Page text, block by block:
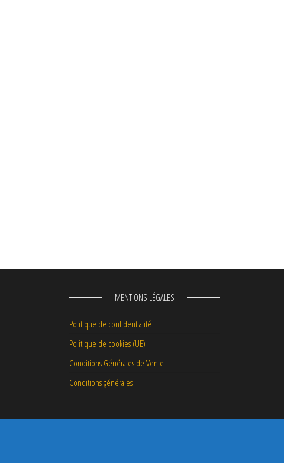
MENTIONS LÉGALES
Politique de confidentialité
Politique de cookies (UE)
Conditions Générales de Vente
Conditions générales